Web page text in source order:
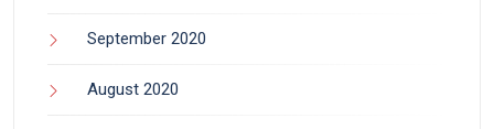
September 2020
August 2020